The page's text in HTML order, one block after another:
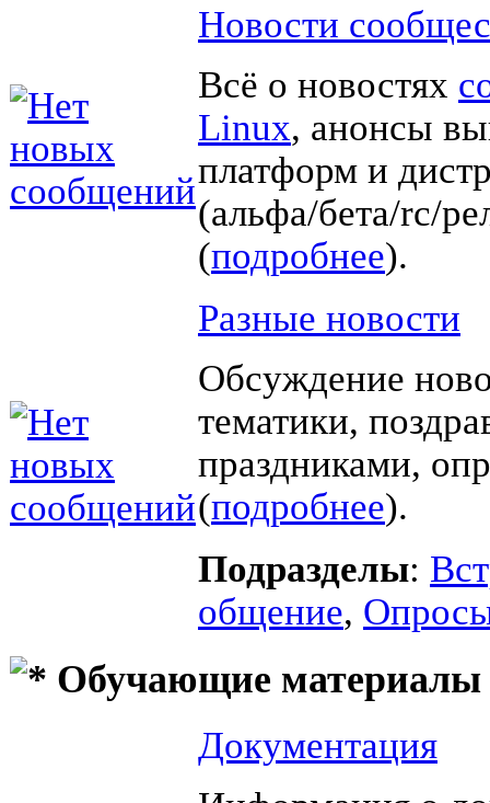
Новости
Всё о новостях
Linux, анонсы
платформ и
(альфа/бета/rc/
(подробнее).
Разные новости
Обсуждение
тематики,
праздниками,
(подробнее).
Подразделы:
общение,
Обучающие материалы
Документация